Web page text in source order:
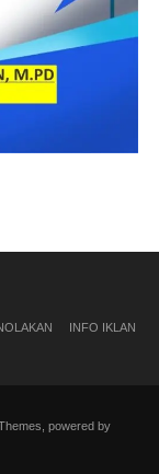
INFO IKLAN
powered by